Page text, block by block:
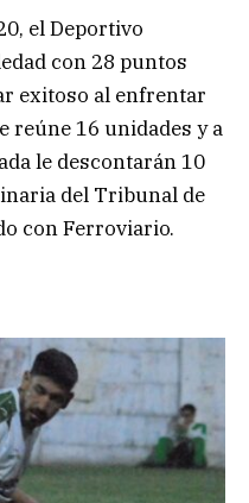
el Deportivo
con 28 puntos
exitoso al enfrentar
reúne 16 unidades y a
le descontarán 10
del Tribunal de
con Ferroviario.